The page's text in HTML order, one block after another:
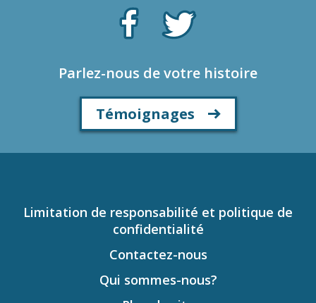
Parlez-nous de votre histoire
Témoignages
Limitation de responsabilité et politique de
confidentialité
Contactez-nous
Qui sommes-nous?